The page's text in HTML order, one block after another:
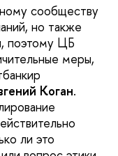
сообществу
но также
поэтому ЦБ
меры,
Коган.
ли это